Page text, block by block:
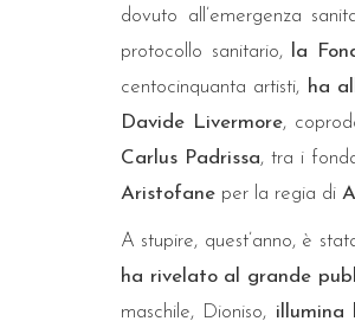
dovuto all’emergenza
protocollo sanitario,
la
centocinquanta artisti, ha
Davide Livermore,
Carlus Padrissa, tra i
Aristofane per la regia di
A stupire, quest’anno, è
ha rivelato al grande
maschile, Dioniso, illumina
perla dell’Università
Librino, il 14